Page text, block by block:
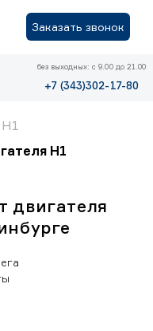
Заказать звонок
без выходных: с 9.00 до 21.00
+7 (343)302-17-80
H1
H1
двигателя